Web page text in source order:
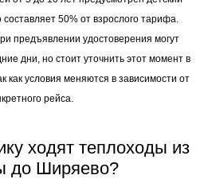
составляет 50% от взрослого тарифа.
предъявлении удостоверения могут
дни, но стоит уточнить этот момент в
как условия меняются в зависимости от
рейса.
ходят теплоходы из
до Ширяево?